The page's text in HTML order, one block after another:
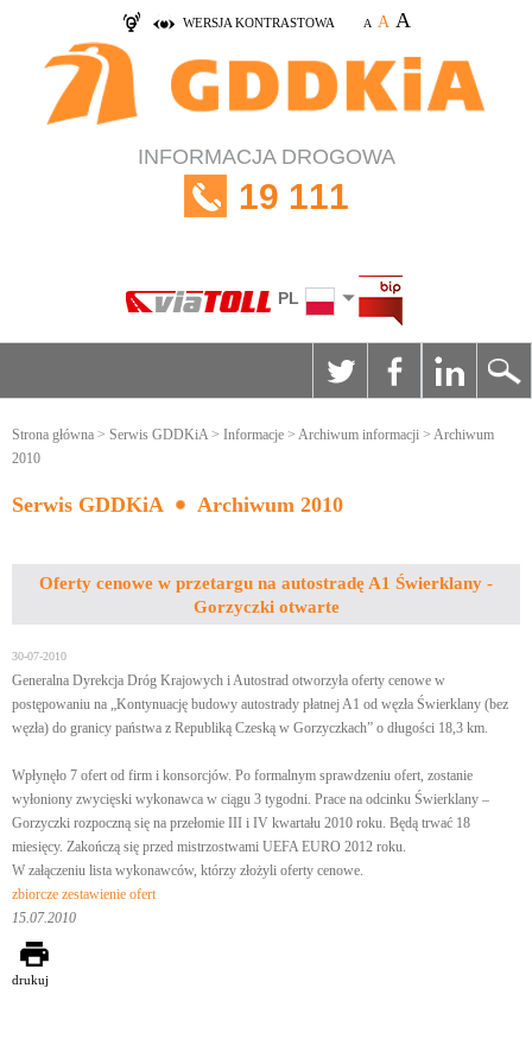
WERSJA KONTRASTOWA A A A
INFORMACJA DROGOWA
19 111
PL
Strona główna > Serwis GDDKiA> Informacje > Archiwum informacji > Archiwum
2010
Serwis GDDKiA Archiwum 2010
Oferty cenowe w przetargu na autostradę A1 Świerklany -
Gorzyczki otwarte
30-07-2010
Generalna Dyrekcja Dróg Krajowych i Autostrad otworzyła oferty cenowe w
postępowaniu na „Kontynuację budowy autostrady płatnej A1 od węzła Świerklany (bez
węzła) do granicy państwa z Republiką Czeską w Gorzyczkach” o długości 18,3 km.
Wpłynęło 7 ofert od firm i konsorcjów. Po formalnym sprawdzeniu ofert, zostanie
wyłoniony zwycięski wykonawca w ciągu 3 tygodni. Prace na odcinku Świerklany –
Gorzyczki rozpoczną się na przełomie III i IV kwartału 2010 roku. Będą trwać 18
miesięcy. Zakończą się przed mistrzostwami UEFA EURO 2012 roku.
W załączeniu lista wykonawców, którzy złożyli oferty cenowe.
zbiorcze zestawienie ofert
15.07.2010
drukuj